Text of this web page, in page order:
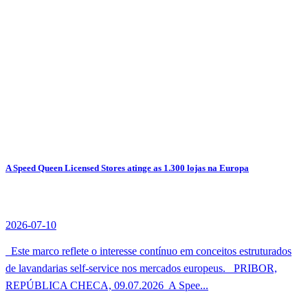
A Speed Queen Licensed Stores atinge as 1.300 lojas na Europa
2026-07-10
Este marco reflete o interesse contínuo em conceitos estruturados
de lavandarias self-service nos mercados europeus. PRIBOR,
REPÚBLICA CHECA, 09.07.2026  A Spee...